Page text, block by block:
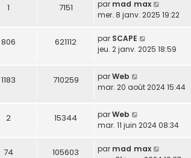
1 7151 par mad max
mer. 8 janv. 2025 19:22
806 621112 par SCAPE
jeu. 2 janv. 2025 18:59
1183 710259 parWeb
mar. 20 août 2024 15:44
2 15344 parWeb
mar. 11 juin 2024 08:34
74 105603 par mad max